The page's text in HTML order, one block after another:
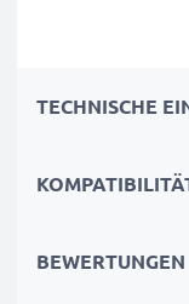
anschließen
Videos, Fotos
TECHNISCHE
BEWERTUNGEN